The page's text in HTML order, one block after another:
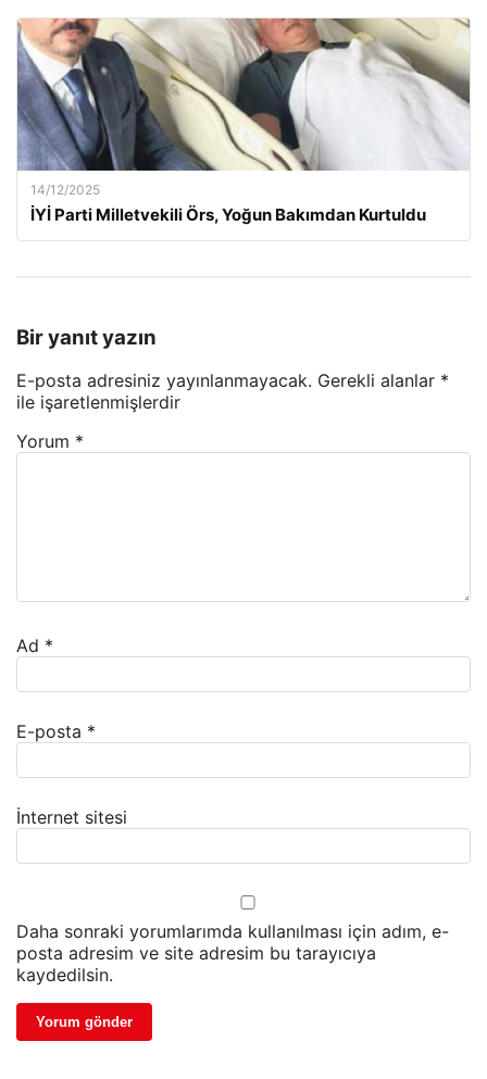
14/12/2025
İYİ Parti Milletvekili Örs, Yoğun Bakımdan Kurtuldu
Bir yanıt yazın
E-posta adresiniz yayınlanmayacak. Gerekli alanlar *
ile işaretlenmişlerdir
Yorum *
Ad *
E-posta *
İnternet sitesi
Daha sonraki yorumlarımda kullanılması için adım, e-
posta adresim ve site adresim bu tarayıcıya
kaydedilsin.